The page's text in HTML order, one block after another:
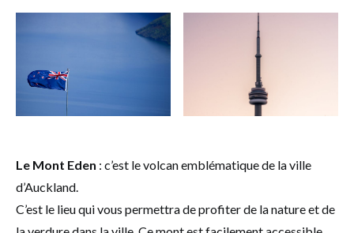
Le Mont Eden : c’est le volcan emblématique de la ville
d’Auckland.
C’est le lieu qui vous permettra de profiter de la nature et de